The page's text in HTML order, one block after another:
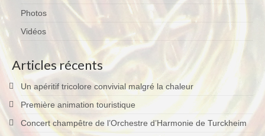
Photos
Vidéos
Articles récents
Un apéritif tricolore convivial malgré la chaleur
Première animation touristique
Concert champêtre de l’Orchestre d’Harmonie de Turckheim